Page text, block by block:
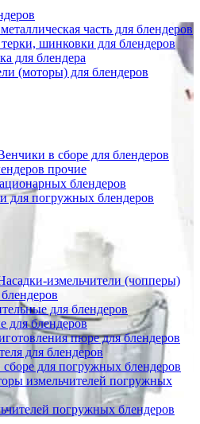
часть для блендеров
шинковки для блендеров
для блендера
(моторы) для блендеров
в сборе для блендеров
прочие
блендеров
для погружных блендеров
измельчители (чопперы)
для блендеров
для блендеров
пюре для блендеров
для блендеров
для погружных блендеров
измельчителей погружных
погружных блендеров